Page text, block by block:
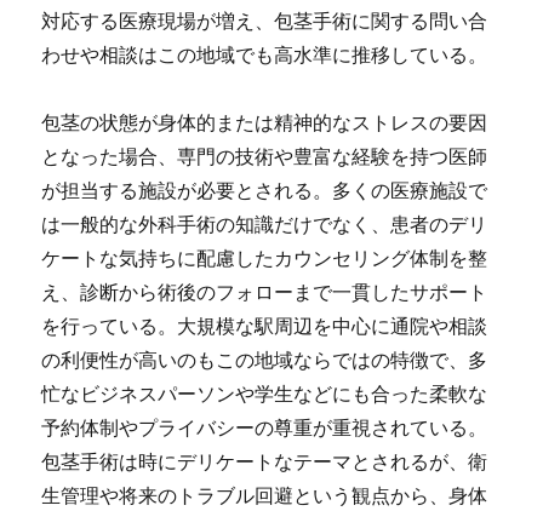
対応する医療現場が増え、包茎手術に関する問い合
わせや相談はこの地域でも高水準に推移している。
包茎の状態が身体的または精神的なストレスの要因
となった場合、専門の技術や豊富な経験を持つ医師
が担当する施設が必要とされる。多くの医療施設で
は一般的な外科手術の知識だけでなく、患者のデリ
ケートな気持ちに配慮したカウンセリング体制を整
え、診断から術後のフォローまで一貫したサポート
を行っている。大規模な駅周辺を中心に通院や相談
の利便性が高いのもこの地域ならではの特徴で、多
忙なビジネスパーソンや学生などにも合った柔軟な
予約体制やプライバシーの尊重が重視されている。
包茎手術は時にデリケートなテーマとされるが、衛
生管理や将来のトラブル回避という観点から、身体